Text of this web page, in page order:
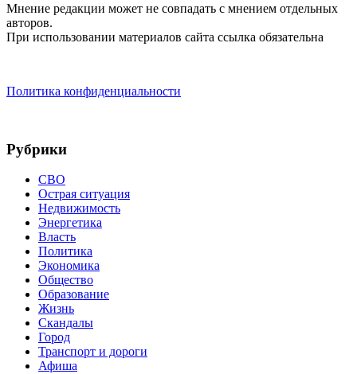
Мнение редакции может не совпадать с мнением отдельных
авторов.
При использовании материалов сайта ссылка обязательна
Политика конфиденциальности
Рубрики
СВО
Острая ситуация
Недвижимость
Энергетика
Власть
Политика
Экономика
Общество
Образование
Жизнь
Скандалы
Город
Транспорт и дороги
Афиша